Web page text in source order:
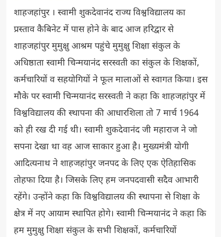
शाहजहांपुर । स्वामी शुकदेवानंद राज्य विश्वविद्यालय का
प्रस्ताव कैबिनेट में पास होने के बाद आज हरिद्वार से
शाहजहांपुर मुमुक्षु आश्रम पहुंचे मुमुक्षु शिक्षा संकुल के
अधिष्ठाता स्वामी चिन्मयानंद सरस्वती का संकुल के शिक्षकों,
कर्मचारियों व सहयोगियों ने फूल मालाओं से स्वागत किया। इस
मौके पर स्वामी चिन्मयानंद सरस्वती ने कहा कि शाहजहांपुर में
विश्वविद्यालय की स्थापना की आधारशिला तो 7 मार्च 1964
को ही रख दी गई थी। स्वामी शुकदेवानंद जी महाराज ने जो
सपना देखा था वह आज साकार हुआ है। मुख्यमंत्री योगी
आदित्यनाथ ने शाहजहांपुर जनपद के लिए एक ऐतिहासिक
तोहफा दिया है। जिसके लिए हम जनपदवासी सदैव आभारी
रहेंगे। उन्होंने कहा कि विश्वविद्यालय की स्थापना से शिक्षा के
क्षेत्र में नए आयाम स्थापित होगे। स्वामी चिन्मयानंद ने कहा कि
हम मुमुक्षु शिक्षा संकुल के सभी शिक्षकों, कर्मचारियों